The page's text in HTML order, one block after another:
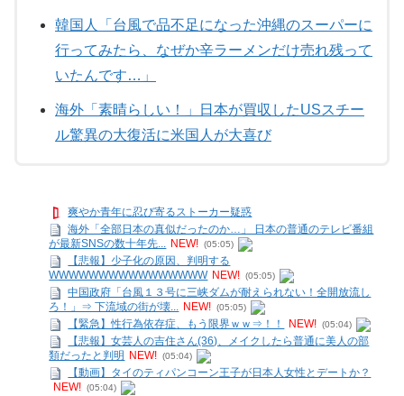
韓国人「台風で品不足になった沖縄のスーパーに
行ってみたら、なぜか辛ラーメンだけ売れ残って
いたんです…」
海外「素晴らしい！」日本が買収したUSスチー
ル驚異の大復活に米国人が大喜び
爽やか青年に忍び寄るストーカー疑惑
海外「全部日本の真似だったのか…」 日本の普通のテレビ番組
が最新SNSの数十年先... NEW! (05:05)
【悲報】少子化の原因、判明する
WWWWWWWWWWWWWWWW NEW! (05:05)
中国政府「台風１３号に三峡ダムが耐えられない！全開放流し
ろ！」⇒ 下流域の街が壊... NEW! (05:05)
【緊急】性行為依存症、もう限界ｗｗ⇒！！ NEW! (05:04)
【悲報】女芸人の吉住さん(36)、メイクしたら普通に美人の部
類だったと判明 NEW! (05:04)
【動画】タイのティパンコーン王子が日本人女性とデートか？
NEW! (05:04)